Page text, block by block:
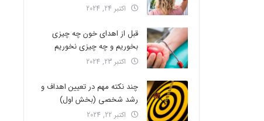
اکتبر 24, 2024
قبل از اهدای خون چه چیزی
بخوریم و چه چیزی نخوریم
اکتبر 23, 2024
چند نکته مهم در تعیین اهداف و
رشد شخصی (بخش اول)
اکتبر 22, 2024